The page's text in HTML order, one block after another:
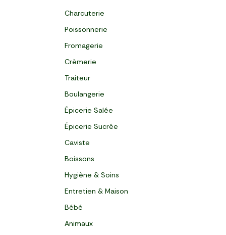
Charcuterie
Poissonnerie
Fromagerie
Crèmerie
Traiteur
Boulangerie
Épicerie Salée
Épicerie Sucrée
Caviste
Boissons
Hygiène & Soins
Entretien & Maison
Bébé
Animaux